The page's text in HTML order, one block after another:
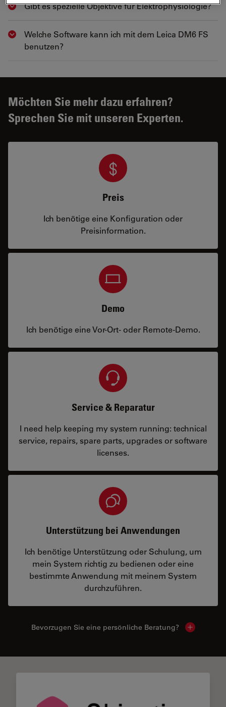
Show answer
Gibt es spezielle Objektive für Elektrophysiologie?
Show answer
Welche Software kann ich mit dem Leica DM6 FS
benutzen?
Möchten Sie mehr dazu erfahren?
Sprechen Sie mit unseren Experten.
Preis
Ich benötige eine Konfiguration oder
Preisinformation.
Demo
Ich benötige eine Vor-Ort- oder Remote-Demo.
Service & Reparatur
I need help keeping my system running: technical
service, repairs, spare parts, upgrades or software
licenses.
Unterstützung bei Anwendungen
Ich benötige Unterstützung oder Schulung, um
mein System richtig zu bedienen oder eine
bestimmte Anwendung mit meinem System
durchzuführen.
Bevorzugen Sie eine persönliche Beratung? Show